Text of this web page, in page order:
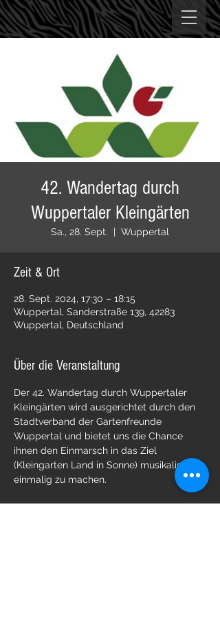
42. Wandertag durch
Wuppertaler Kleingärten
Sa., 28. Sept.
  |
Wuppertal
Zeit & Ort
28. Sept. 2024, 17:30 – 18:15
Wuppertal, Sanderstraße 139, 42283
Wuppertal, Deutschland
Über die Veranstaltung
Der 42. Wandertag durch Wuppertaler
Kleingärten wird ausgerichtet durch den
Stadtverband der Gartenfreunde
Wuppertal und bietet uns die Chance
ihnen den Einmarsch in das Ziel
(Kleingarten Land in Sonne) musikalisch
einmalig zu machen.